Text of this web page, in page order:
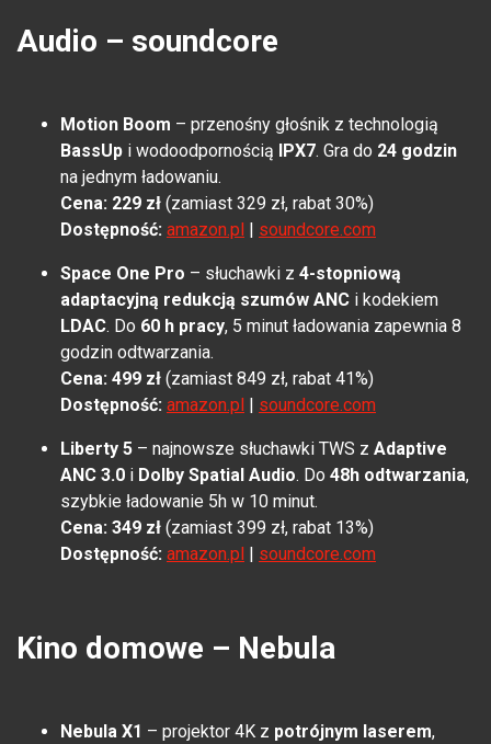
Audio – soundcore
Motion Boom – przenośny głośnik z technologią
BassUp i wodoodpornością IPX7. Gra do 24 godzin
na jednym ładowaniu.
Cena: 229 zł (zamiast 329 zł, rabat 30%)
Dostępność: amazon.pl soundcore.com
Space One Pro – słuchawki z 4-stopniową
adaptacyjną redukcją szumów ANC i kodekiem
LDAC. Do 60 h pracy, 5 minut ładowania zapewnia 8
godzin odtwarzania.
Cena: 499 zł (zamiast 849 zł, rabat 41%)
Dostępność: amazon.pl soundcore.com
Liberty 5 – najnowsze słuchawki TWS z Adaptive
ANC 3.0 i Dolby Spatial Audio. Do 48h odtwarzania,
szybkie ładowanie 5h w 10 minut.
Cena: 349 zł (zamiast 399 zł, rabat 13%)
Dostępność: amazon.pl soundcore.com
Kino domowe – Nebula
Nebula X1 – projektor 4K z potrójnym laserem,